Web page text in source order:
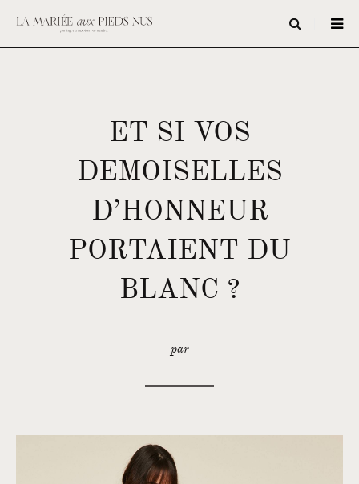
ET SI VOS
DEMOISELLES
D’HONNEUR
PORTAIENT DU
BLANC ?
par